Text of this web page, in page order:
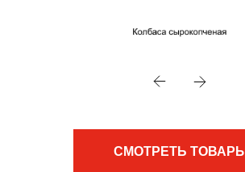
СМОТРЕТЬ ТОВАРЫ